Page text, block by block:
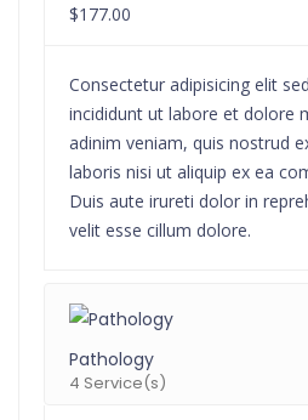
$177.00
Consectetur adipisicing elit
incididunt ut labore et dolore
adinim veniam, quis nostrud
laboris nisi ut aliquip ex ea
Duis aute irureti dolor in
velit esse cillum dolore.
Pathology
4 Service(s)